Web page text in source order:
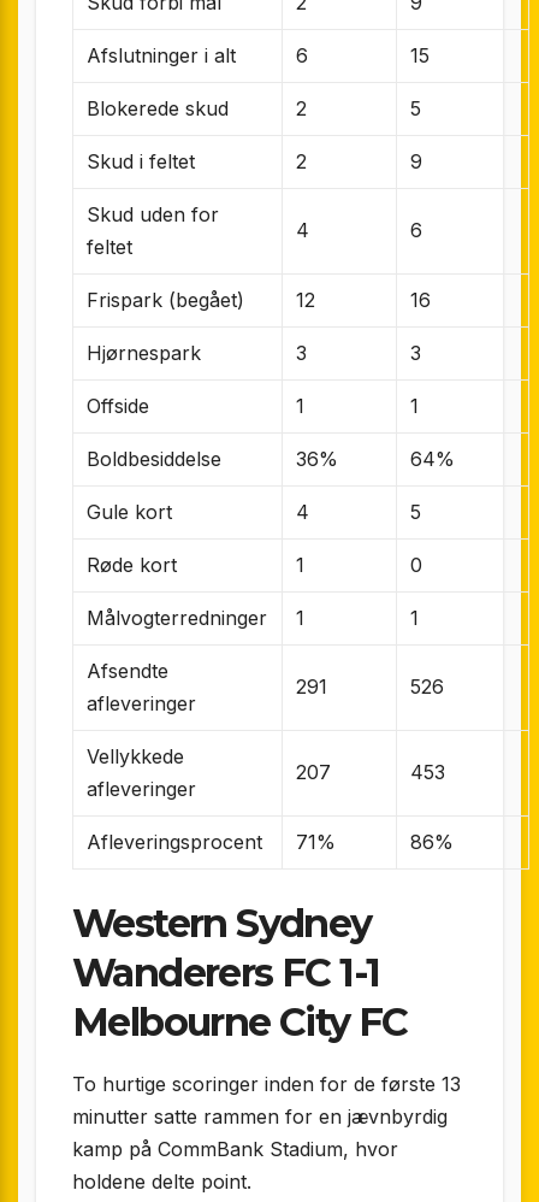
Afslutninger i alt 6 15
Blokerede skud 2 5
Skud i feltet 2 9
Skud uden for
feltet
4 6
Frispark (begået) 12 16
Hjørnespark 3 3
Offside 1 1
Boldbesiddelse 36% 64%
Gule kort 4 5
Røde kort 1 0
Målvogterredninger 1 1
Afsendte
afleveringer
291 526
Vellykkede
afleveringer
207 453
Afleveringsprocent 71% 86%
Western Sydney
Wanderers FC 1-1
Melbourne City FC
To hurtige scoringer inden for de første 13
minutter satte rammen for en jævnbyrdig
kamp på CommBank Stadium, hvor
holdene delte point.